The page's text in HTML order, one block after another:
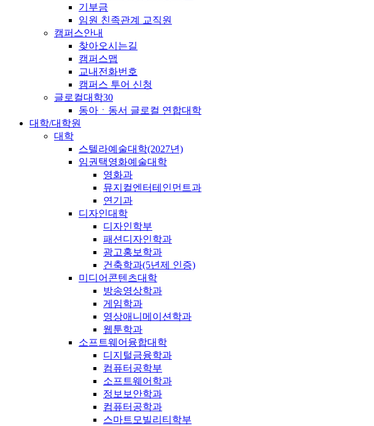
기부금
임원 친족관계 교직원
캠퍼스안내
찾아오시는길
캠퍼스맵
교내전화번호
캠퍼스 투어 신청
글로컬대학30
동아ㆍ동서 글로컬 연합대학
대학/대학원
대학
스텔라예술대학(2027년)
임권택영화예술대학
영화과
뮤지컬엔터테인먼트과
연기과
디자인대학
디자인학부
패션디자인학과
광고홍보학과
건축학과(5년제 인증)
미디어콘텐츠대학
방송영상학과
게임학과
영상애니메이션학과
웹툰학과
소프트웨어융합대학
디지털금융학과
컴퓨터공학부
소프트웨어학과
정보보안학과
컴퓨터공학과
스마트모빌리티학부